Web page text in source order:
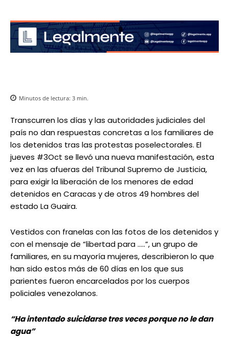
Minutos de lectura: 3 min.
Transcurren los días y las autoridades judiciales del
país no dan respuestas concretas a los familiares de
los detenidos tras las protestas poselectorales. El
jueves #3Oct se llevó una nueva manifestación, esta
vez en las afueras del Tribunal Supremo de Justicia,
para exigir la liberación de los menores de edad
detenidos en Caracas y de otros 49 hombres del
estado La Guaira.
Vestidos con franelas con las fotos de los detenidos y
con el mensaje de “libertad para …..”, un grupo de
familiares, en su mayoría mujeres, describieron lo que
han sido estos más de 60 días en los que sus
parientes fueron encarcelados por los cuerpos
policiales venezolanos.
“Ha intentado suicidarse tres veces porque no le dan
agua”